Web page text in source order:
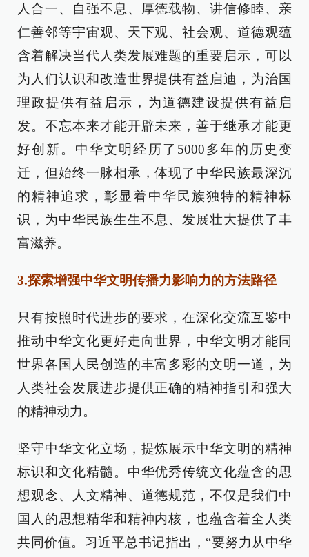
人合一、自强不息、厚德载物、讲信修睦、亲
仁善邻等宇宙观、天下观、社会观、道德观蕴
含着解决当代人类发展难题的重要启示，可以
为人们认识和改造世界提供有益启迪，为治国
理政提供有益启示，为道德建设提供有益启
发。不忘本来才能开辟未来，善于继承才能更
好创新。中华文明经历了5000多年的历史变
迁，但始终一脉相承，体现了中华民族最深沉
的精神追求，彰显着中华民族独特的精神标
识，为中华民族生生不息、发展壮大提供了丰
富滋养。
3.探索增强中华文明传播力影响力的方法路径
只有按照时代进步的要求，在深化交流互鉴中
推动中华文化更好走向世界，中华文明才能同
世界各国人民创造的丰富多彩的文明一道，为
人类社会发展进步提供正确的精神指引和强大
的精神动力。
坚守中华文化立场，提炼展示中华文明的精神
标识和文化精髓。中华优秀传统文化蕴含的思
想观念、人文精神、道德规范，不仅是我们中
国人的思想精华和精神内核，也蕴含着全人类
共同价值。习近平总书记指出，“要努力从中华